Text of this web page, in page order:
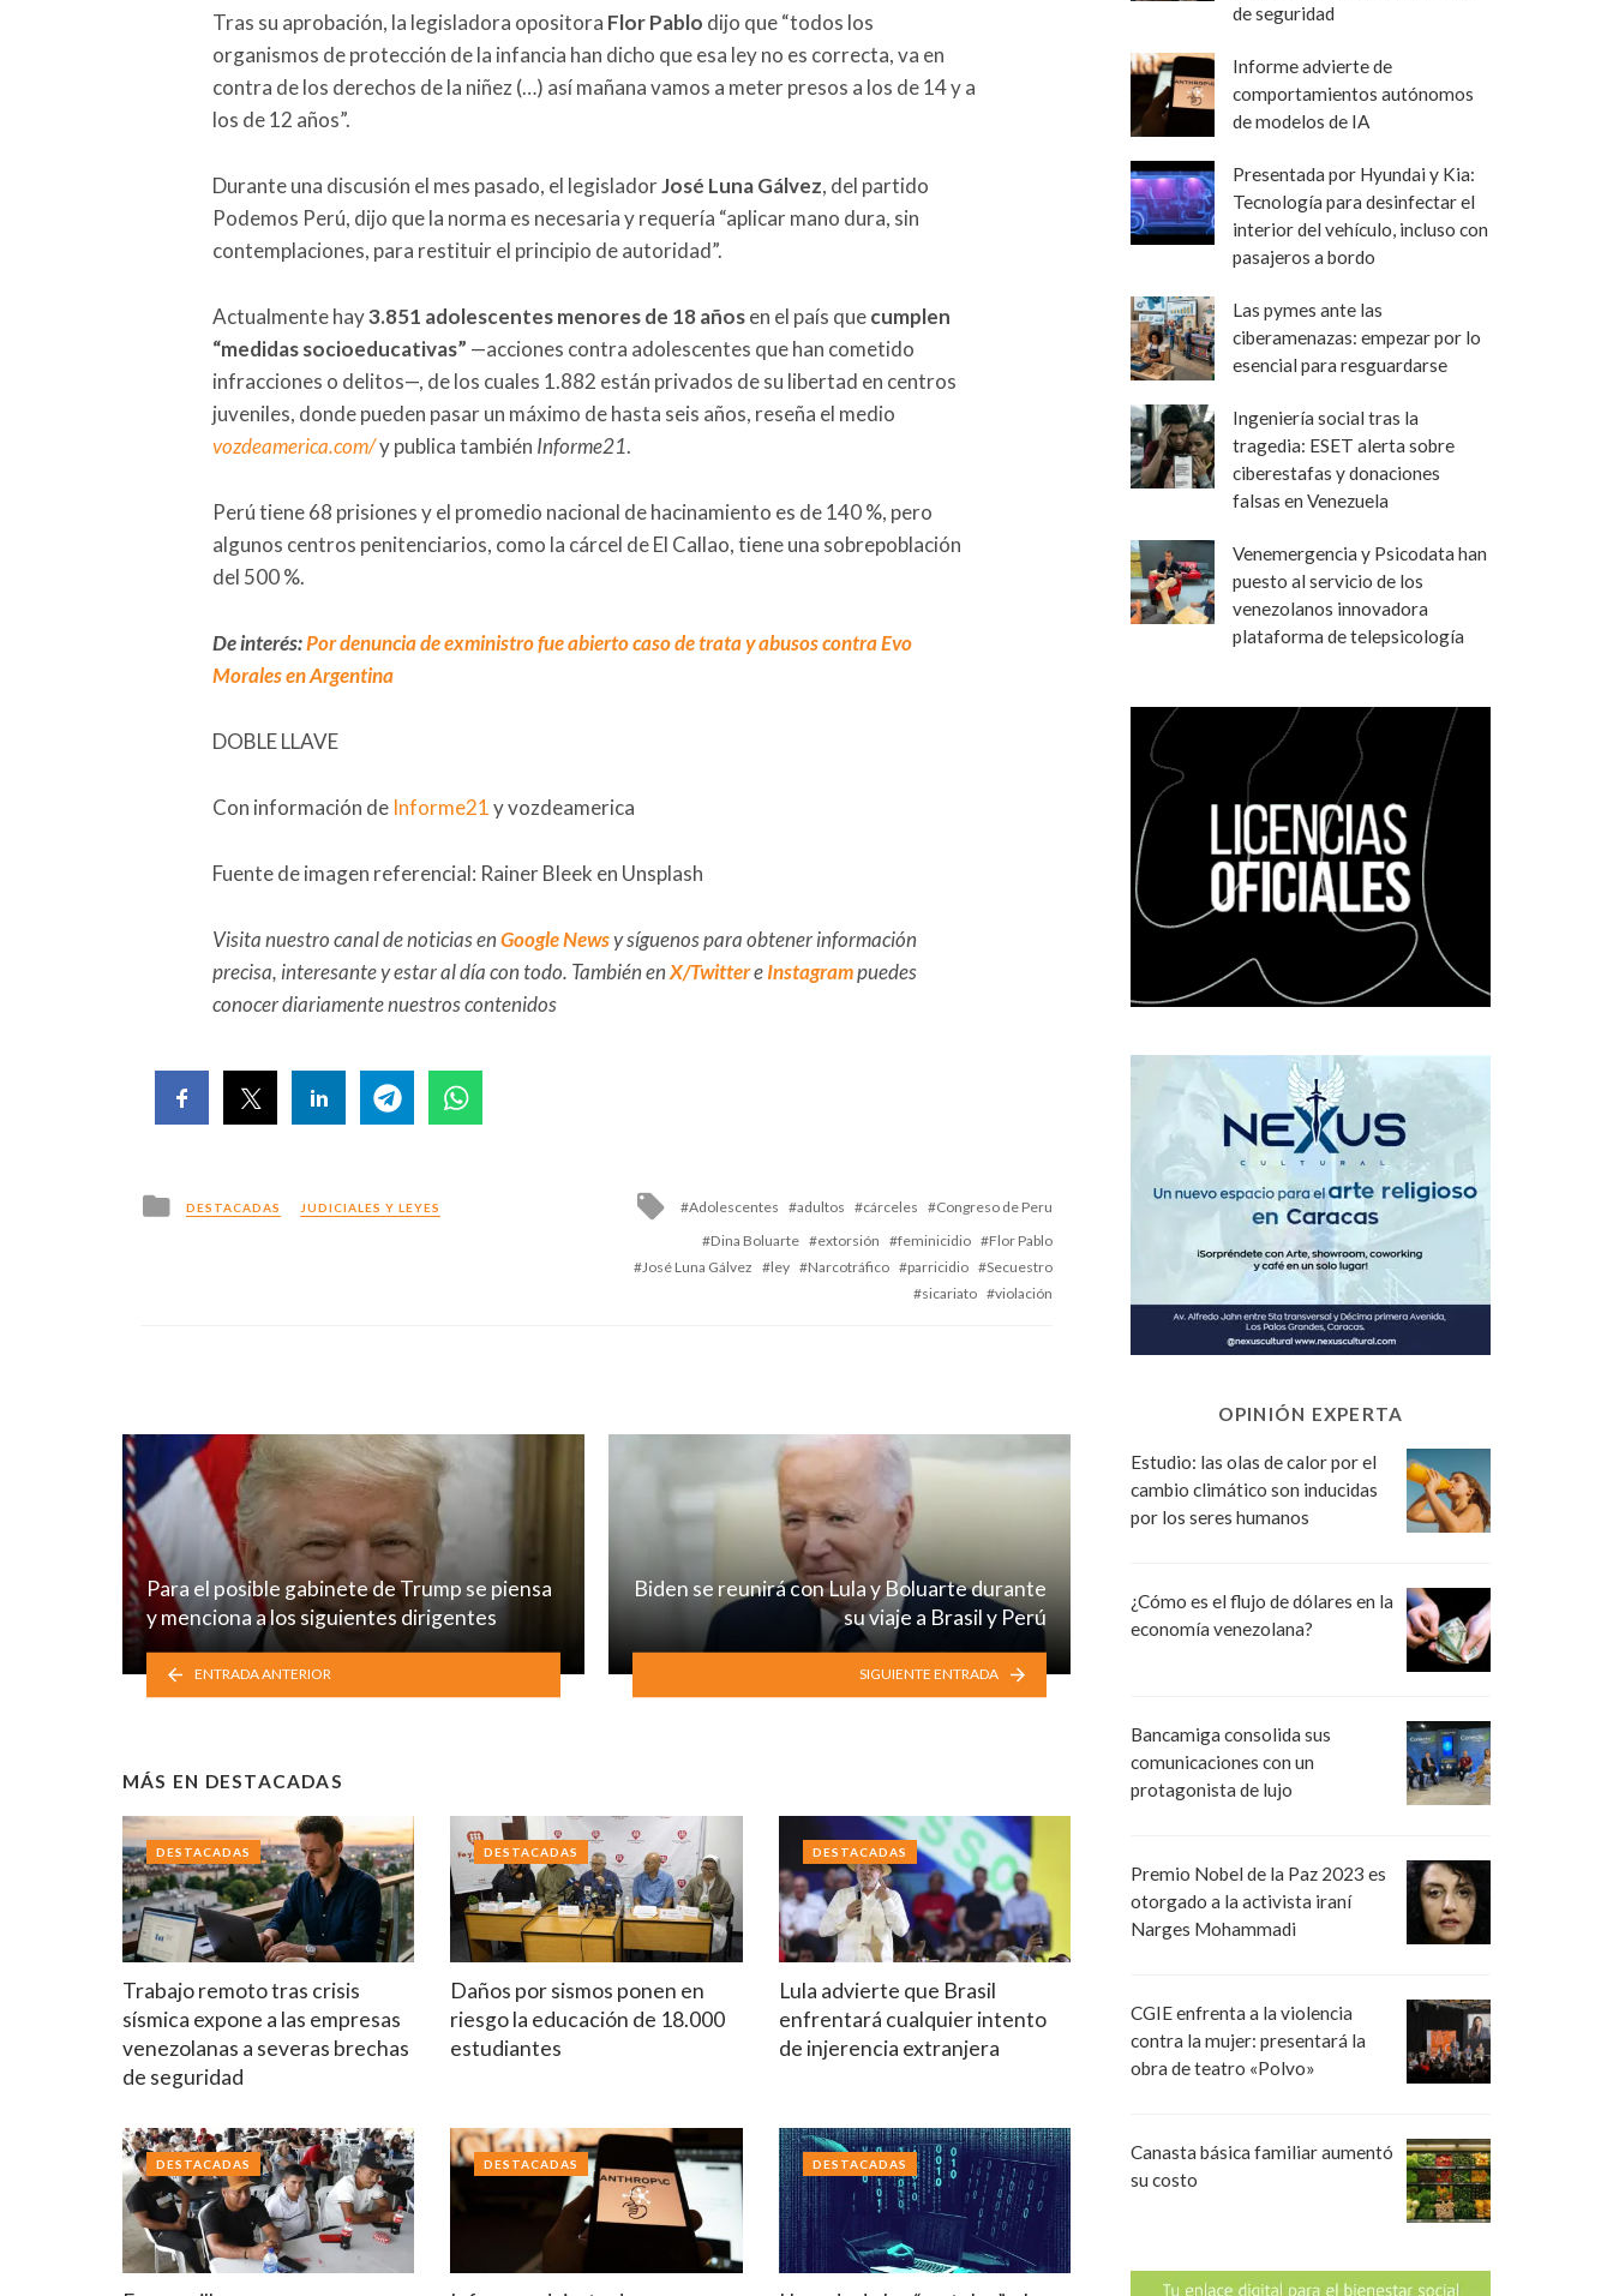
Tras su aprobación, la legisladora opositora Flor Pablo dijo que “todos los
organismos de protección de la infancia han dicho que esa ley no es correcta, va en
contra de los derechos de la niñez (…) así mañana vamos a meter presos a los de 14 y a
los de 12 años”.
Durante una discusión el mes pasado, el legisladorJosé Luna Gálvez, del partido
Podemos Perú, dijo que la norma es necesaria y requería “aplicar mano dura, sin
contemplaciones, para restituir el principio de autoridad”.
Actualmente hay3.851 adolescentes menores de 18 añosen el país quecumplen
“medidas socioeducativas” —acciones contra adolescentes que han cometido
infracciones o delitos—, de los cuales 1.882 están privados de su libertad en centros
juveniles, donde pueden pasar un máximo de hasta seis años, reseña el medio
vozdeamerica.com/y publica también Informe21.
Perú tiene 68 prisiones y el promedio nacional de hacinamiento es de 140 %, pero
algunos centros penitenciarios, como la cárcel de El Callao, tiene una sobrepoblación
del 500 %.
De interés:Por denuncia de exministro fue abierto caso de trata y abusos contra Evo
Morales en Argentina
DOBLE LLAVE
Con información de Informe21y vozdeamerica
Fuente de imagen referencial: Rainer Bleek en Unsplash
Visita nuestro canal de noticias enGoogle Newsy síguenos para obtener información
precisa, interesante y estar al día con todo. También enX/TwittereInstagrampuedes
conocer diariamente nuestros contenidos
Posted
in
DESTACADAS JUDICIALES Y LEYES
Tagged
with
Adolescentes adultos cárceles
Congreso de Peru
Dina Boluarte
extorsión feminicidio
Flor Pablo
José Luna Gálvez
ley Narcotráfico parricidio
Secuestro
sicariato
violación
Para el posible gabinete de Trump se piensa
y menciona a los siguientes dirigentes
ENTRADA ANTERIOR
Biden se reunirá con Lula y Boluarte durante
su viaje a Brasil y Perú
SIGUIENTE ENTRADA
MÁS EN DESTACADAS
Trabajo remoto tras crisis
sísmica expone a las empresas
venezolanas a severas brechas
de seguridad
DESTACADAS
Daños por sismos ponen en
riesgo la educación de 18.000
estudiantes
DESTACADAS
Lula advierte que Brasil
enfrentará cualquier intento
de injerencia extranjera
DESTACADAS
DESTACADAS DESTACADAS DESTACADAS
de seguridad
Informe advierte de
comportamientos autónomos
de modelos de IA
Presentada por Hyundai y Kia:
Tecnología para desinfectar el
interior del vehículo, incluso con
pasajeros a bordo
Las pymes ante las
ciberamenazas: empezar por lo
esencial para resguardarse
Ingeniería social tras la
tragedia: ESET alerta sobre
ciberestafas y donaciones
falsas en Venezuela
Venemergencia y Psicodata han
puesto al servicio de los
venezolanos innovadora
plataforma de telepsicología
OPINIÓN EXPERTA
Estudio: las olas de calor por el
cambio climático son inducidas
por los seres humanos
¿Cómo es el flujo de dólares en la
economía venezolana?
Bancamiga consolida sus
comunicaciones con un
protagonista de lujo
Premio Nobel de la Paz 2023 es
otorgado a la activista iraní
Narges Mohammadi
CGIE enfrenta a la violencia
contra la mujer: presentará la
obra de teatro «Polvo»
Canasta básica familiar aumentó
su costo